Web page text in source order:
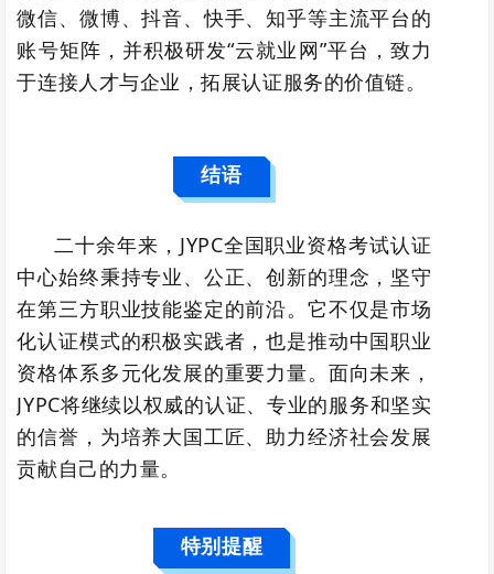
微信、微博、抖音、快手、知乎等主流平台的
账号矩阵，并积极研发“云就业网”平台，致力
于连接人才与企业，拓展认证服务的价值链。
结语
二十余年来，JYPC全国职业资格考试认证
中心始终秉持专业、公正、创新的理念，坚守
在第三方职业技能鉴定的前沿。它不仅是市场
化认证模式的积极实践者，也是推动中国职业
资格体系多元化发展的重要力量。面向未来，
JYPC将继续以权威的认证、专业的服务和坚实
的信誉，为培养大国工匠、助力经济社会发展
贡献自己的力量。
特别提醒